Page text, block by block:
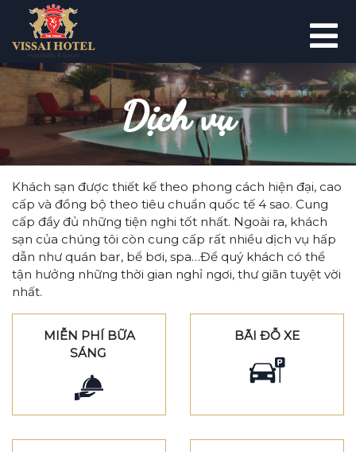
Dịch vụ
Khách sạn được thiết kế theo phong cách hiện đại, cao
cấp và đồng bộ theo tiêu chuẩn quốc tế 4 sao. Cung
cấp đầy đủ những tiện nghi tốt nhất. Ngoài ra, khách
sạn của chúng tôi còn cung cấp rất nhiều dịch vụ hấp
dẫn như quán bar, bể bơi, spa…Để quý khách có thể
tận hưởng những thời gian nghỉ ngơi, thư giãn tuyệt vời
nhất.
MIỄN PHÍ BỮA
SÁNG
BÃI ĐỖ XE